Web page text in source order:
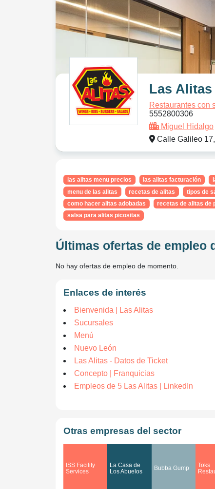
Las Alitas
Restaurantes con
5552800306
Miguel Hidalgo
Calle Galileo
las alitas menu precios las alitas facturación
menu de las alitas
recetas de alitas tipos de
como hacer alitas adobadas
recetas de alitas de
salsa para alitas picositas
Últimas ofertas de empleo
No hay ofertas de empleo de momento.
Enlaces de interés
Bienvenida | Las Alitas
Sucursales
Menú
Nuevo León
Las Alitas - Datos de Ticket
Concepto | Franquicias
Empleos de 5 Las Alitas | LinkedIn
Otras empresas del sector
ISS Facility
Services
La Casa de
Los Abuelos
Bubba Gump
Toks